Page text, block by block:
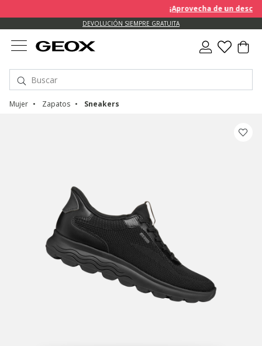
¡Aprovecha de un
DEVOLUCIÓN SIEMPRE GRATUITA
Mujer Zapatos Sneakers